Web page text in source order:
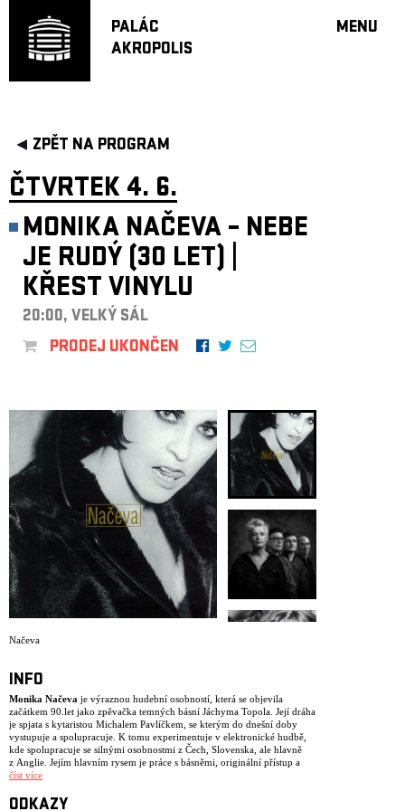
PALÁC
AKROPOLIS
MENU
ZPĚT NA PROGRAM
ČTVRTEK 4. 6.
MONIKA NAČEVA – NEBE
JE RUDÝ (30 LET) |
KŘEST VINYLU
20:00, VELKÝ SÁL
PRODEJ UKONČEN
Načeva
INFO
Monika Načeva je výraznou hudební osobností, která se objevila
začátkem 90.let jako zpěvačka temných básní Jáchyma Topola. Její dráha
je spjata s kytaristou Michalem Pavlíčkem, se kterým do dnešní doby
vystupuje a spolupracuje. K tomu experimentuje v elektronické hudbě,
kde spolupracuje se silnými osobnostmi z Čech, Slovenska, ale hlavně
z Anglie. Jejím hlavním rysem je práce s básněmi, originální přístup a
mimo-žánrová cesta.
V současné době zarezonovala hudebním světem zpráva, že se chystá
číst více
ODKAZY